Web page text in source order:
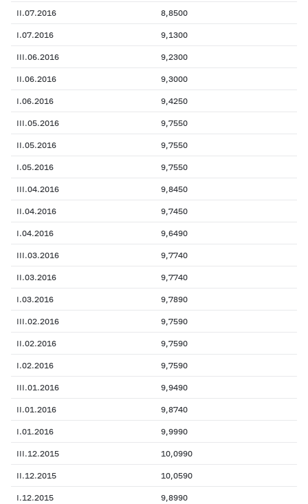
II.07.2016 8,8500
I.07.2016 9,1300
III.06.2016 9,2300
II.06.2016 9,3000
I.06.2016 9,4250
III.05.2016 9,7550
II.05.2016 9,7550
I.05.2016 9,7550
III.04.2016 9,8450
II.04.2016 9,7450
I.04.2016 9,6490
III.03.2016 9,7740
II.03.2016 9,7740
I.03.2016 9,7890
III.02.2016 9,7590
II.02.2016 9,7590
I.02.2016 9,7590
III.01.2016 9,9490
II.01.2016 9,8740
I.01.2016 9,9990
III.12.2015 10,0990
II.12.2015 10,0590
I.12.2015 9,8990